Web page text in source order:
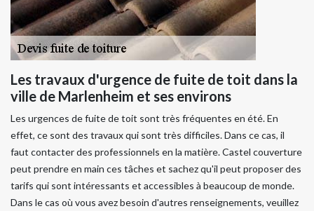
Les travaux d'urgence de fuite de toit dans la
ville de Marlenheim et ses environs
Les urgences de fuite de toit sont très fréquentes en été. En
effet, ce sont des travaux qui sont très difficiles. Dans ce cas, il
faut contacter des professionnels en la matière. Castel couverture
peut prendre en main ces tâches et sachez qu'il peut proposer des
tarifs qui sont intéressants et accessibles à beaucoup de monde.
Dans le cas où vous avez besoin d'autres renseignements, veuillez